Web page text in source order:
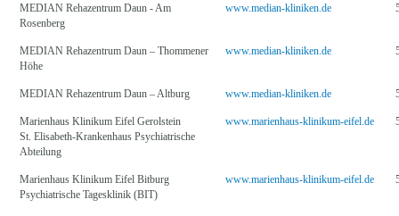
MEDIAN Rehazentrum Daun - Am
Rosenberg
www.median-kliniken.de
MEDIAN Rehazentrum Daun – Thommener
Höhe
www.median-kliniken.de
MEDIAN Rehazentrum Daun – Altburg www.median-kliniken.de
Marienhaus Klinikum Eifel Gerolstein
St. Elisabeth-Krankenhaus Psychiatrische
Abteilung
www.marienhaus-klinikum-eifel.de
Marienhaus Klinikum Eifel Bitburg
Psychiatrische Tagesklinik (BIT)
www.marienhaus-klinikum-eifel.de